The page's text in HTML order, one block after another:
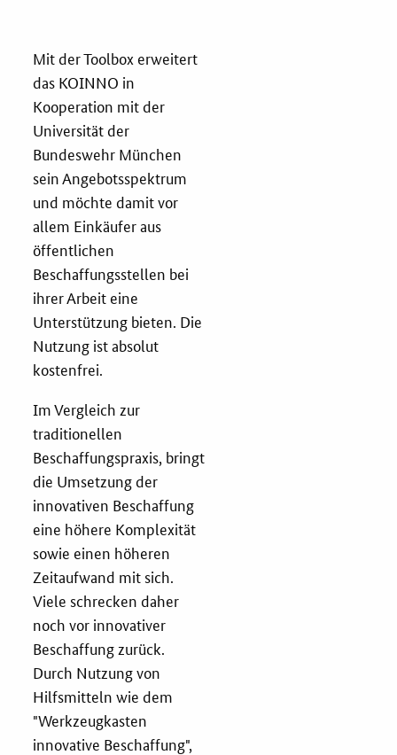
Services
Innovative Beschaffung
Bewertungsmethoden-Lotse
E-Learning
Fristenassistent
KOINNOvationsplatz
LZK-Rechner
Preis-Leistungs-Gewichtungs-Check
Toolbox
Vergabe-Wahl-O-Mat
Zertifizierung
Startups & innovative KMU
Services
Öffentliche Beschaffung
Toolbox
Mit der Toolbox erweitert
das KOINNO in
Kooperation mit der
Universität der
Bundeswehr München
sein Angebotsspektrum
und möchte damit vor
allem Einkäufer aus
öffentlichen
Beschaffungsstellen bei
ihrer Arbeit eine
Unterstützung bieten. Die
Nutzung ist absolut
kostenfrei.
Im Vergleich zur
traditionellen
Beschaffungspraxis, bringt
die Umsetzung der
innovativen Beschaffung
eine höhere Komplexität
sowie einen höheren
Zeitaufwand mit sich.
Viele schrecken daher
noch vor innovativer
Beschaffung zurück.
Durch Nutzung von
Hilfsmitteln wie dem
"Werkzeugkasten
innovative Beschaffung",